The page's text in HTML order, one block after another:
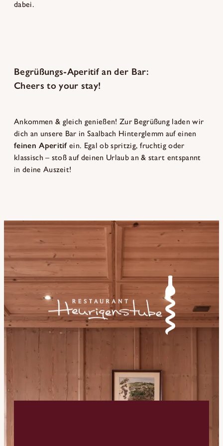
dabei.
Begrüßungs-Aperitif an der Bar:
Cheers to your stay!
Ankommen & gleich genießen! Zur Begrüßung laden wir
dich an unsere Bar in Saalbach Hinterglemm auf einen
feinen Aperitifein. Egal ob spritzig, fruchtig oder
klassisch – stoß auf deinen Urlaub an & start entspannt
in deine Auszeit!